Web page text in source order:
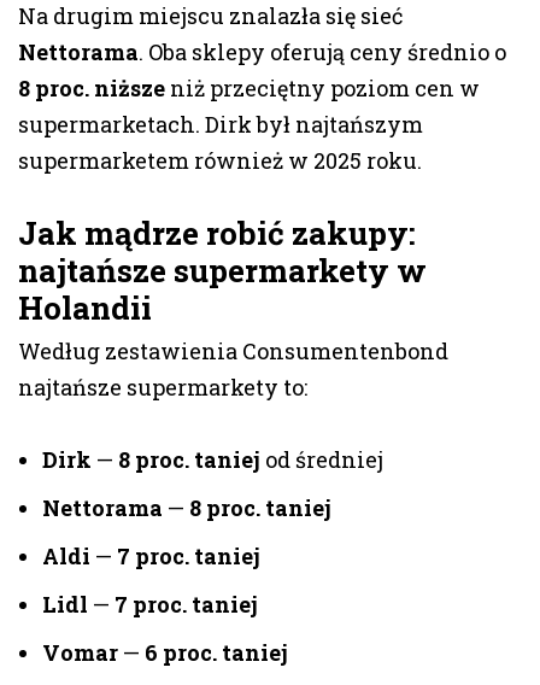
Na drugim miejscu znalazła się sieć
Nettorama. Oba sklepy oferują ceny średnio o
8 proc. niższe niż przeciętny poziom cen w
supermarketach. Dirk był najtańszym
supermarketem również w 2025 roku.
Jak mądrze robić zakupy:
najtańsze supermarkety w
Holandii
Według zestawienia Consumentenbond
najtańsze supermarkety to:
Dirk — 8 proc. taniej od średniej
Nettorama — 8 proc. taniej
Aldi — 7 proc. taniej
Lidl — 7 proc. taniej
Vomar — 6 proc. taniej